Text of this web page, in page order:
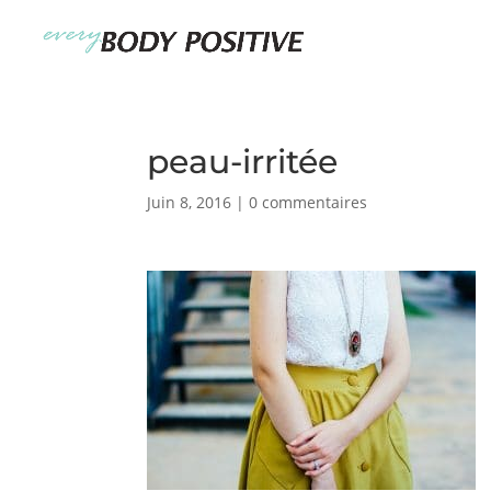
peau-irritée
Juin 8, 2016 |0 commentaires